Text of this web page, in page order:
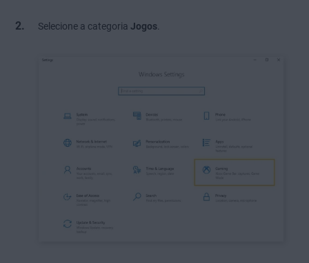
Selecione a categoria Jogos.